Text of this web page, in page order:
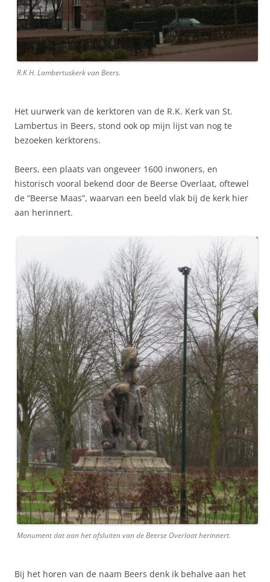
R.K H. Lambertuskerk van Beers.
Het uurwerk van de kerktoren van de R.K. Kerk van St.
Lambertus in Beers, stond ook op mijn lijst van nog te
bezoeken kerktorens.
Beers, een plaats van ongeveer 1600 inwoners, en
historisch vooral bekend door de Beerse Overlaat, oftewel
de “Beerse Maas”, waarvan een beeld vlak bij de kerk hier
aan herinnert.
Monument dat aan het afsluiten van de Beerse Overlaat herinnert.
Bij het horen van de naam Beers denk ik behalve aan het